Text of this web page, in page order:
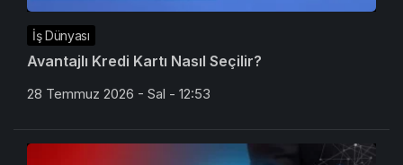
İş Dünyası
Avantajlı Kredi Kartı Nasıl Seçilir?
28 Temmuz 2026 - Sal - 12:53